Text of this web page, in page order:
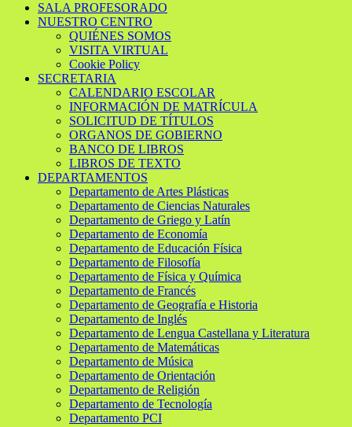
SALA PROFESORADO
NUESTRO CENTRO
QUIÉNES SOMOS
VISITA VIRTUAL
Cookie Policy
SECRETARIA
CALENDARIO ESCOLAR
INFORMACIÓN DE MATRÍCULA
SOLICITUD DE TÍTULOS
ORGANOS DE GOBIERNO
BANCO DE LIBROS
LIBROS DE TEXTO
DEPARTAMENTOS
Departamento de Artes Plásticas
Departamento de Ciencias Naturales
Departamento de Griego y Latín
Departamento de Economía
Departamento de Educación Física
Departamento de Filosofía
Departamento de Física y Química
Departamento de Francés
Departamento de Geografía e Historia
Departamento de Inglés
Departamento de Lengua Castellana y Literatura
Departamento de Matemáticas
Departamento de Música
Departamento de Orientación
Departamento de Religión
Departamento de Tecnología
Departamento PCI